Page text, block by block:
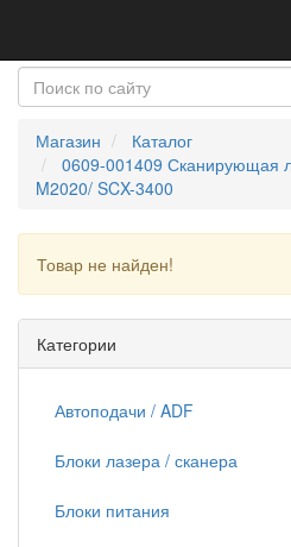
Магазин
Каталог
0609-001409 Сканирующая
M2020/ SCX-3400
Товар не найден!
Категории
Автоподачи / ADF
Блоки лазера / сканера
Блоки питания